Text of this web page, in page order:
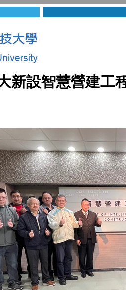
新設智慧營建